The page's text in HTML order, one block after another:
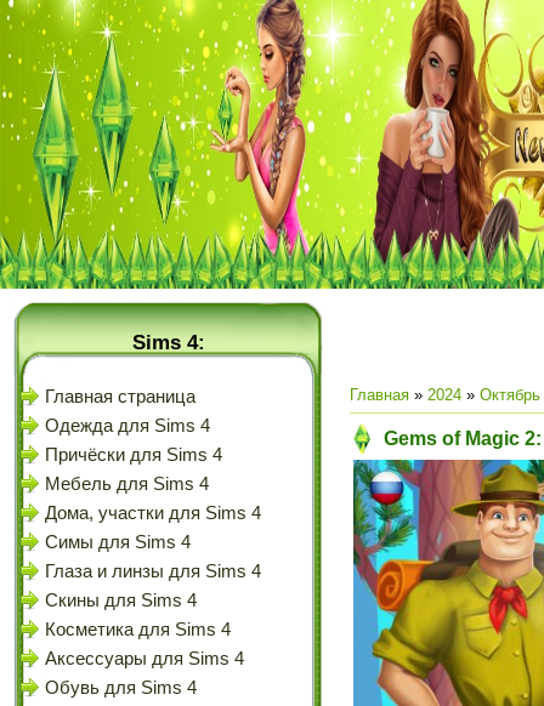
Sims 4:
Главная страница
Одежда для Sims 4
Причёски для Sims 4
Мебель для Sims 4
Дома, участки для Sims 4
Симы для Sims 4
Глаза и линзы для Sims 4
Скины для Sims 4
Косметика для Sims 4
Аксессуары для Sims 4
Обувь для Sims 4
Главная » 2024 » Октябрь
Gems of Magic